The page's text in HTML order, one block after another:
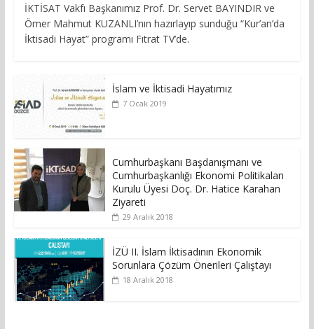
İKTİSAT Vakfı Başkanımız Prof. Dr. Servet BAYINDIR ve
Ömer Mahmut KUZANLI’nın hazırlayıp sunduğu “Kur’an’da
İktisadi Hayat” programı Fıtrat TV’de.
İslam ve İktisadi Hayatımız
7 Ocak 2019
Cumhurbaşkanı Başdanışmanı ve
Cumhurbaşkanlığı Ekonomi Politikaları
Kurulu Üyesi Doç. Dr. Hatice Karahan
Ziyareti
29 Aralık 2018
İZÜ II. İslam İktisadının Ekonomik
Sorunlara Çözüm Önerileri Çalıştayı
18 Aralık 2018